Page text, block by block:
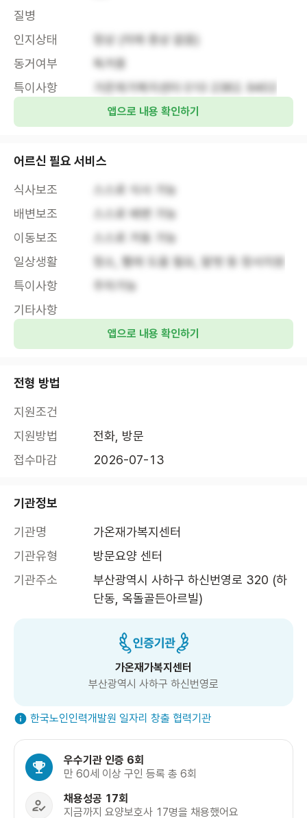
질병
인지상태
정상 (치매 증상 없음)
동거여부
독거중
특이사항
가온재가복지센터 010 2382. 9402
앱으로 내용 확인하기
어르신 필요 서비스
식사보조
스스로 식사 가능
배변보조
스스로 배변 가능
이동보조
스스로 거동 가능
일상생활
청소, 빨래 도움 필요, 말벗 등 정서지원
특이사항
주차가능
기타사항
앱으로 내용 확인하기
전형 방법
지원조건
지원방법
전화, 방문
접수마감
2026-07-13
기관정보
기관명
가온재가복지센터
기관유형
방문요양 센터
기관주소
부산광역시 사하구 하신번영로 320 (하
단동, 옥돌골든아르빌)
가온재가복지센터
부산광역시 사하구 하신번영로
한국노인인력개발원 일자리 창출 협력기관
우수기관 인증 6회
만 60세 이상 구인 등록 총 6회
채용성공 17회
지금까지 요양보호사 17명을 채용했어요